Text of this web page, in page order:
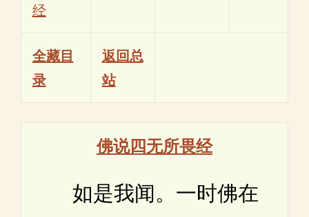
经
全藏目
录
返回总
站
佛说四无所畏经
如是我闻。一时佛在